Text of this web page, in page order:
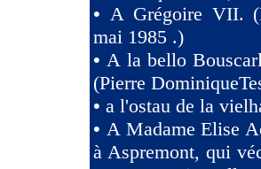
• A Grégoire VII.
mai 1985 .)
•A la bello
(Pierre
• a l'ostau de la
• A Madame Elise
à Aspremont, qui